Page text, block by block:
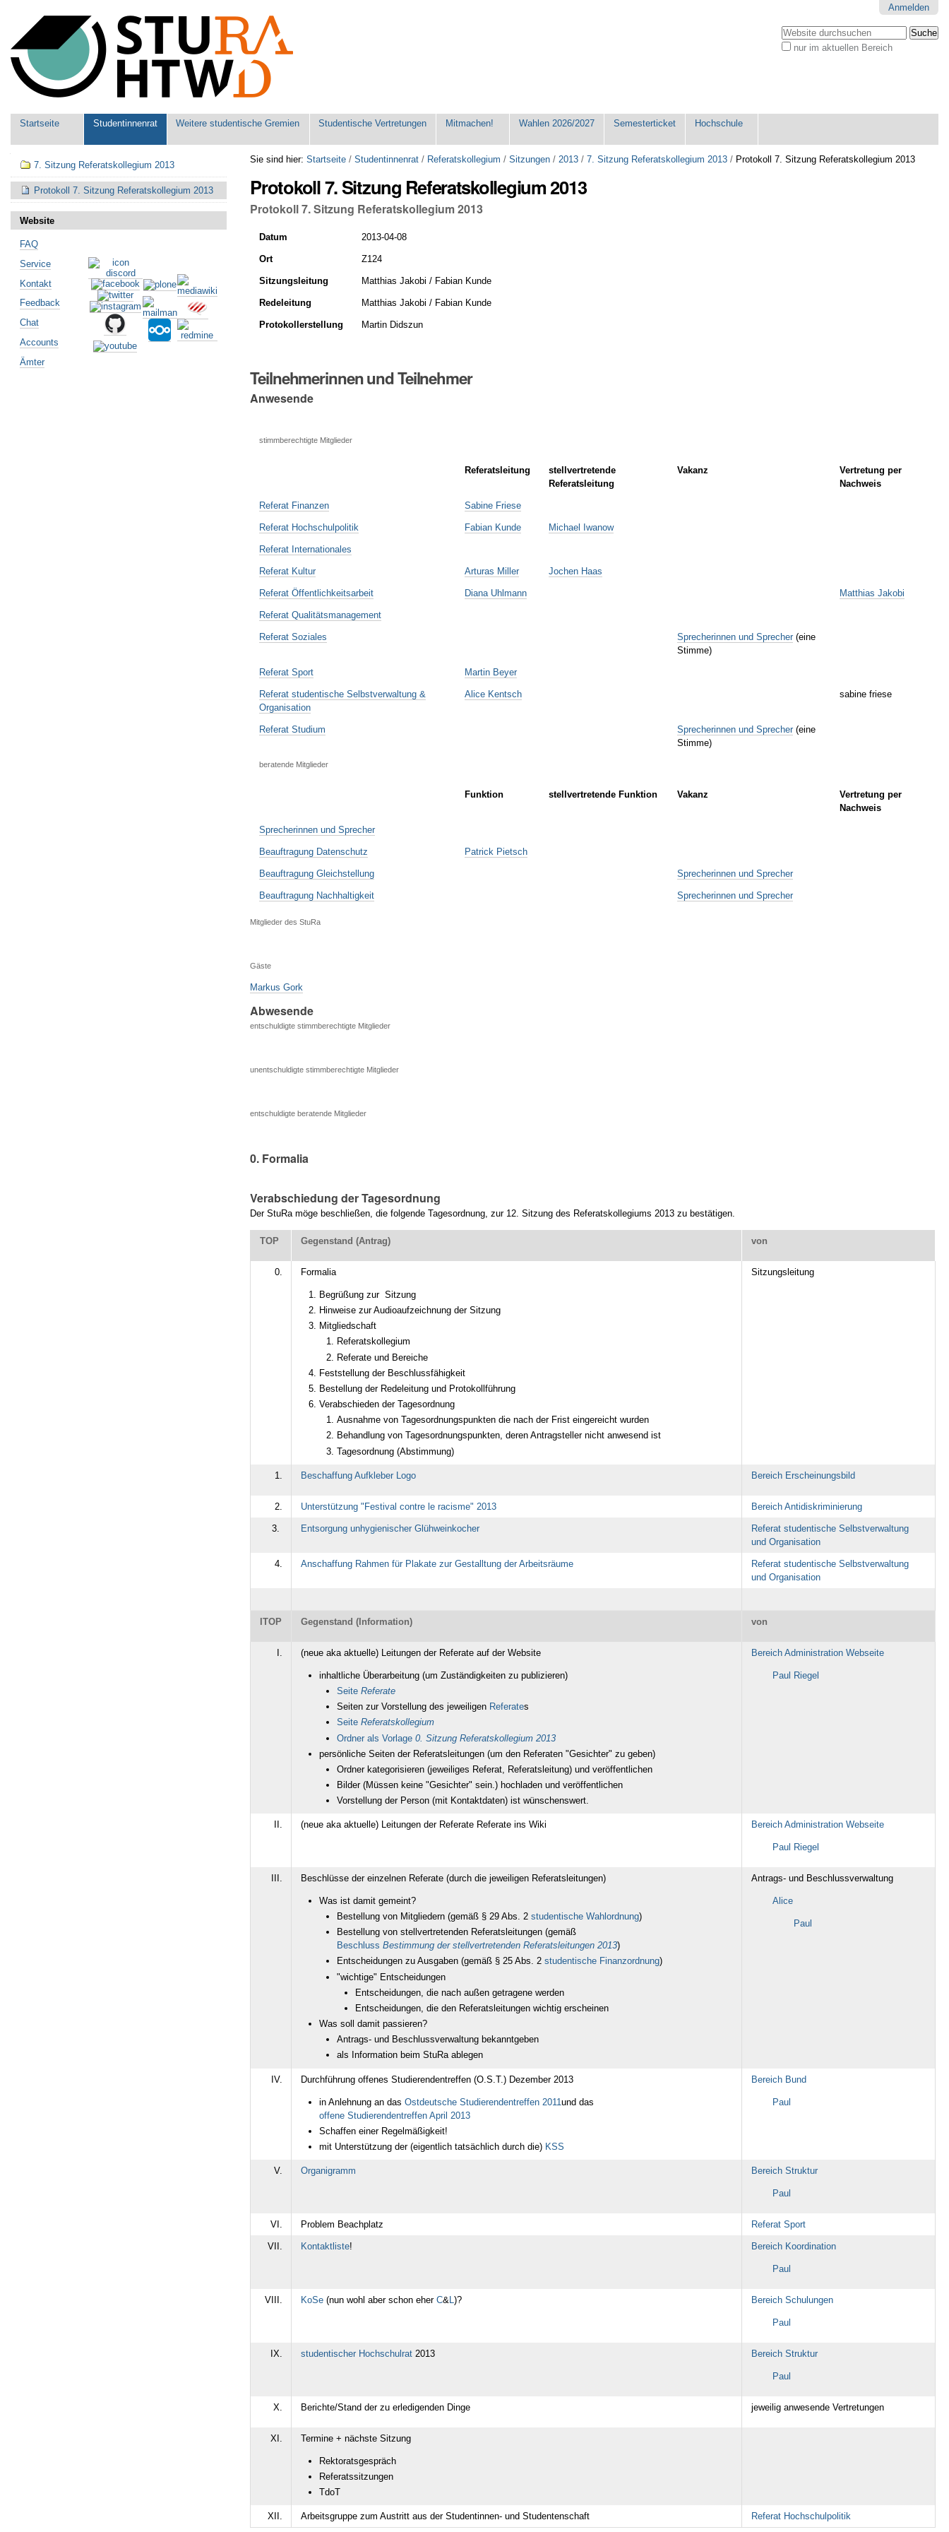
Werkzeuge
Anmelden
Website durchsuchen
nur im aktuellen Bereich
Sektionen
Startseite Studentinnenrat Weitere studentische Gremien Studentische Vertretungen Mitmachen! Wahlen 2026/2027 Semesterticket Hochschule
Sie sind hier: Startseite /Studentinnenrat / Referatskollegium /Sitzungen /2013 /7. Sitzung Referatskollegium 2013 / Protokoll 7. Sitzung Referatskollegium 2013
Protokoll 7. Sitzung Referatskollegium 2013
Protokoll 7. Sitzung Referatskollegium 2013
Datum 2013-04-08
Ort Z124
Sitzungsleitung Matthias Jakobi / Fabian Kunde
Redeleitung Matthias Jakobi / Fabian Kunde
Protokollerstellung Martin Didszun
Teilnehmerinnen und Teilnehmer
Anwesende
stimmberechtigte Mitglieder
Referatsleitung
stellvertretende
Referatsleitung
Vakanz
Vertretung per
Nachweis
Referat Finanzen Sabine Friese
Referat Hochschulpolitik Fabian Kunde Michael Iwanow
Referat Internationales
Referat Kultur Arturas Miller Jochen Haas
Referat Öffentlichkeitsarbeit Diana Uhlmann Matthias Jakobi
Referat Qualitätsmanagement
Referat Soziales Sprecherinnen und Sprecher (eine
Stimme)
Referat Sport Martin Beyer
Referat studentische Selbstverwaltung &
Organisation
Alice Kentsch sabine friese
Referat Studium Sprecherinnen und Sprecher (eine
Stimme)
beratende Mitglieder
Funktion stellvertretende Funktion Vakanz
Vertretung per
Nachweis
Sprecherinnen und Sprecher
Beauftragung Datenschutz Patrick Pietsch
Beauftragung Gleichstellung Sprecherinnen und Sprecher
Beauftragung Nachhaltigkeit Sprecherinnen und Sprecher
Mitglieder des StuRa
Gäste
Markus Gork
Abwesende
entschuldigte stimmberechtigte Mitglieder
unentschuldigte stimmberechtigte Mitglieder
entschuldigte beratende Mitglieder
0. Formalia
Verabschiedung der Tagesordnung
Der StuRa möge beschließen, die folgende Tagesordnung, zur 12. Sitzung des Referatskollegiums 2013 zu bestätigen.
TOP Gegenstand (Antrag) von
0. Formalia
Begrüßung zur Sitzung
Hinweise zur Audioaufzeichnung der Sitzung
Mitgliedschaft
Referatskollegium
Referate und Bereiche
Feststellung der Beschlussfähigkeit
Bestellung der Redeleitung und Protokollführung
Verabschieden der Tagesordnung
Ausnahme von Tagesordnungspunkten die nach der Frist eingereicht wurden
Behandlung von Tagesordnungspunkten, deren Antragsteller nicht anwesend ist
Tagesordnung (Abstimmung)
Sitzungsleitung
1. Beschaffung Aufkleber Logo Bereich Erscheinungsbild
2. Unterstützung "Festival contre le racisme" 2013 Bereich Antidiskriminierung
3. Entsorgung unhygienischer Glühweinkocher
Referat studentische Selbstverwaltung
und Organisation
4. Anschaffung Rahmen für Plakate zur Gestalltung der Arbeitsräume
Referat studentische Selbstverwaltung
und Organisation
ITOP Gegenstand (Information) von
(neue aka aktuelle) Leitungen der Referate auf der Website
inhaltliche Überarbeitung (um Zuständigkeiten zu publizieren)
SeiteReferate
Seiten zur Vorstellung des jeweiligen Referates
SeiteReferatskollegium
Ordner als Vorlage0. Sitzung Referatskollegium 2013
persönliche Seiten der Referatsleitungen (um den Referaten "Gesichter" zu geben)
Ordner kategorisieren (jeweiliges Referat, Referatsleitung) und veröffentlichen
Bilder (Müssen keine "Gesichter" sein.) hochladen und veröffentlichen
Vorstellung der Person (mit Kontaktdaten) ist wünschenswert.
Bereich Administration Webseite
Paul Riegel
(neue aka aktuelle) Leitungen der Referate Referate ins Wiki Bereich Administration Webseite
Paul Riegel
Beschlüsse der einzelnen Referate (durch die jeweiligen Referatsleitungen)
Was ist damit gemeint?
Bestellung von Mitgliedern (gemäß § 29 Abs. 2studentische Wahlordnung)
Bestellung von stellvertretenden Referatsleitungen (gemäß
BeschlussBestimmung der stellvertretenden Referatsleitungen 2013)
Entscheidungen zu Ausgaben (gemäß § 25 Abs. 2studentische Finanzordnung)
"wichtige" Entscheidungen
Entscheidungen, die nach außen getragene werden
Entscheidungen, die den Referatsleitungen wichtig erscheinen
Was soll damit passieren?
Antrags- und Beschlussverwaltung bekanntgeben
als Information beim StuRa ablegen
Antrags- und Beschlussverwaltung
Alice
Paul
IV. Durchführung offenes Studierendentreffen (O.S.T.) Dezember 2013
in Anlehnung an das Ostdeutsche Studierendentreffen 2011 und das
offene Studierendentreffen April 2013
Schaffen einer Regelmäßigkeit!
mit Unterstützung der (eigentlich tatsächlich durch die) KSS
Bereich Bund
Paul
V. Organigramm Bereich Struktur
Paul
VI. Problem Beachplatz Referat Sport
VII. Kontaktliste! Bereich Koordination
Paul
VIII. KoSe (nun wohl aber schon eherC& L)? Bereich Schulungen
Paul
IX. studentischer Hochschulrat 2013 Bereich Struktur
Paul
X. Berichte/Stand der zu erledigenden Dinge jeweilig anwesende Vertretungen
XI. Termine + nächste Sitzung
Rektoratsgespräch
Referatssitzungen
TdoT
XII. Arbeitsgruppe zum Austritt aus der Studentinnen- und Studentenschaft Referat Hochschulpolitik
Navigation
7. Sitzung Referatskollegium 2013
Protokoll 7. Sitzung Referatskollegium 2013
Website
FAQ
Service
Kontakt
Feedback
Chat
Accounts
Ämter